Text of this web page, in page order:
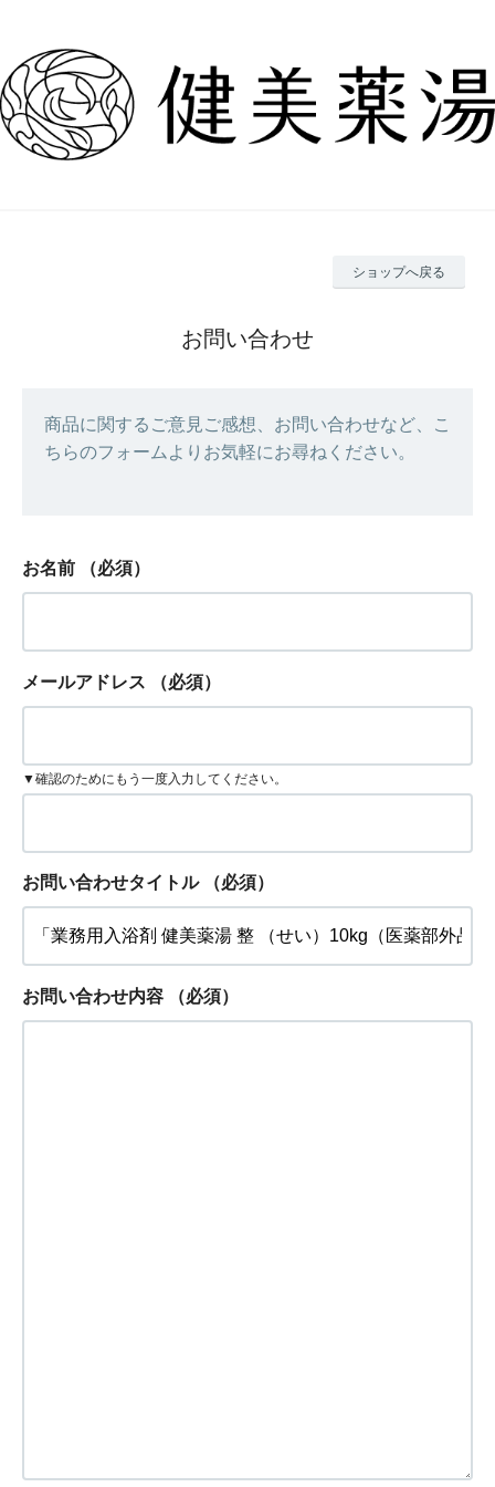
ショップへ戻る
お問い合わせ
商品に関するご意見ご感想、お問い合わせなど、こ
ちらのフォームよりお気軽にお尋ねください。
お名前 （必須）
メールアドレス （必須）
▼確認のためにもう一度入力してください。
お問い合わせタイトル （必須）
お問い合わせ内容 （必須）